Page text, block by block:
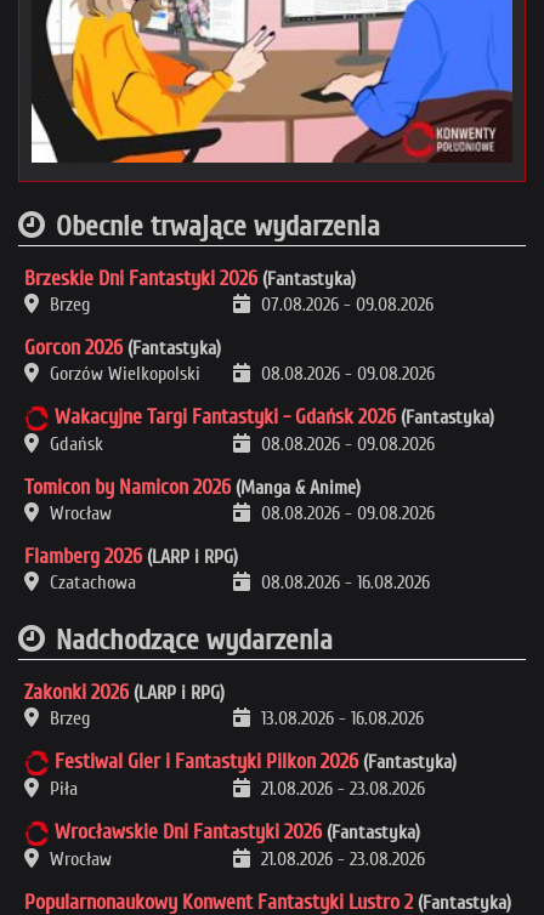
Obecnie trwające wydarzenia
Brzeskie Dni Fantastyki 2026 (Fantastyka)
Brzeg
07.08.2026 - 09.08.2026
Gorcon 2026 (Fantastyka)
Gorzów Wielkopolski
08.08.2026 - 09.08.2026
Wakacyjne Targi Fantastyki - Gdańsk 2026 (Fantastyka)
Gdańsk
08.08.2026 - 09.08.2026
Tomicon by Namicon 2026 (Manga & Anime)
Wrocław
08.08.2026 - 09.08.2026
Flamberg 2026 (LARP i RPG)
Czatachowa
08.08.2026 - 16.08.2026
Nadchodzące wydarzenia
Zakonki 2026 (LARP i RPG)
Brzeg
13.08.2026 - 16.08.2026
Festiwal Gier i Fantastyki Pilkon 2026 (Fantastyka)
Piła
21.08.2026 - 23.08.2026
Wrocławskie Dni Fantastyki 2026 (Fantastyka)
Wrocław
21.08.2026 - 23.08.2026
Popularnonaukowy Konwent Fantastyki Lustro 2 (Fantastyka)